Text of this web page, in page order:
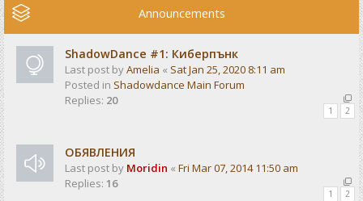
Announcements
ShadowDance #1: Киберпънк
Last post byAmelia « Sat Jan 25, 2020 8:11 am
Posted in Shadowdance Main Forum
Replies: 20
1 2
ОБЯВЛЕНИЯ
Last post by Moridin « Fri Mar 07, 2014 11:50 am
Replies: 16
1 2